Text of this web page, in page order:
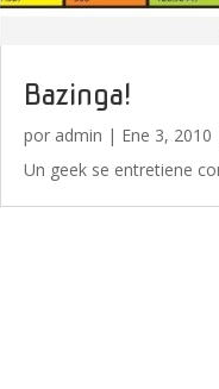
Bazinga!
por admin | Ene 3, 2010
Un geek se entretiene